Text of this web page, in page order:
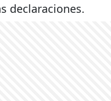
declaraciones.